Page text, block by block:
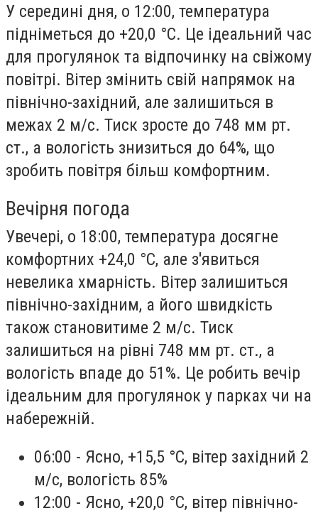
У середині дня, о 12:00, температура
підніметься до +20,0 °С. Це ідеальний час
для прогулянок та відпочинку на свіжому
повітрі. Вітер змінить свій напрямок на
північно-західний, але залишиться в
межах 2 м/с. Тиск зросте до 748 мм рт.
ст., а вологість знизиться до 64%, що
зробить повітря більш комфортним.
Вечірня погода
Увечері, о 18:00, температура досягне
комфортних +24,0 °С, але з'явиться
невелика хмарність. Вітер залишиться
північно-західним, а його швидкість
також становитиме 2 м/с. Тиск
залишиться на рівні 748 мм рт. ст., а
вологість впаде до 51%. Це робить вечір
ідеальним для прогулянок у парках чи на
набережній.
06:00 - Ясно, +15,5 °С, вітер західний 2
м/с, вологість 85%
12:00 - Ясно, +20,0 °С, вітер північно-